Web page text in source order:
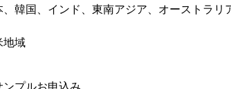
韓国、インド、東南アジア、オーストラリ
地域
プルお申込み